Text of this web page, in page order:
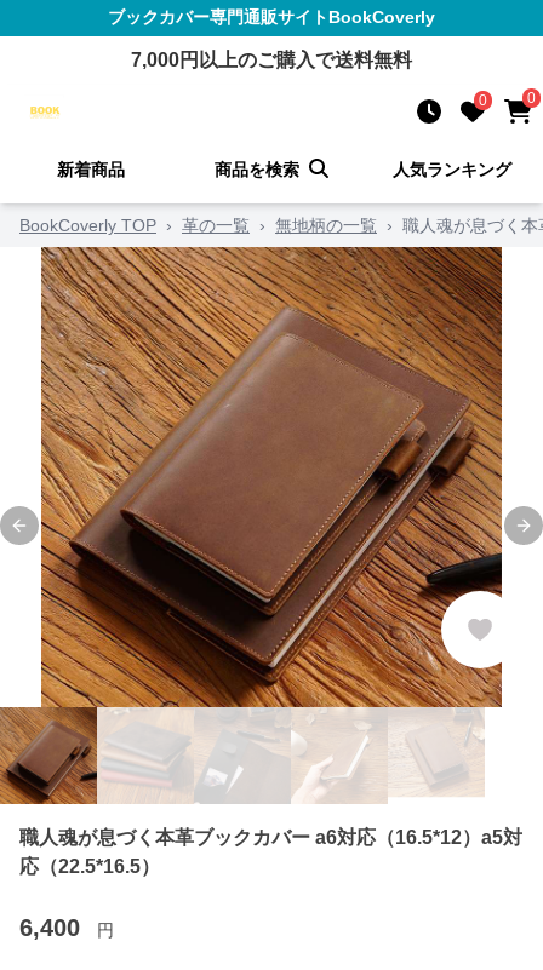
ブックカバー専門通販サイトBookCoverly
7,000円以上のご購入で送料無料
0 0
新着商品 商品を検索 人気ランキング
BookCoverly TOP › 革の一覧 › 無地柄の一覧 › 職人魂が息づく
Previous slide
職人魂が息づく本革ブックカバー a6対応（16.5*12）a5対
応（22.5*16.5）
6,400 円